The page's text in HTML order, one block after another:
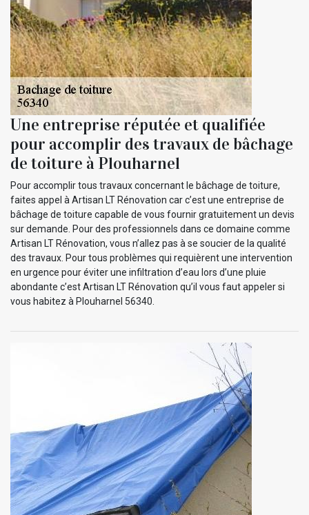
Une entreprise réputée et qualifiée
pour accomplir des travaux de bâchage
de toiture à Plouharnel
Pour accomplir tous travaux concernant le bâchage de toiture,
faites appel à Artisan LT Rénovation car c’est une entreprise de
bâchage de toiture capable de vous fournir gratuitement un devis
sur demande. Pour des professionnels dans ce domaine comme
Artisan LT Rénovation, vous n’allez pas à se soucier de la qualité
des travaux. Pour tous problèmes qui requièrent une intervention
en urgence pour éviter une infiltration d’eau lors d’une pluie
abondante c’est Artisan LT Rénovation qu’il vous faut appeler si
vous habitez à Plouharnel 56340.